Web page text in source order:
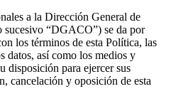
a la Dirección General de
“DGACO”) se da por
los términos de esta Política, las
datos, así como los medios y
disposición para ejercer sus
cancelación y oposición de esta